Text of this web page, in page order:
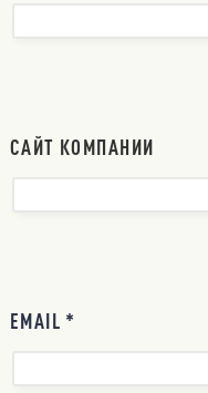
САЙТ КОМПАНИИ
EMAIL *